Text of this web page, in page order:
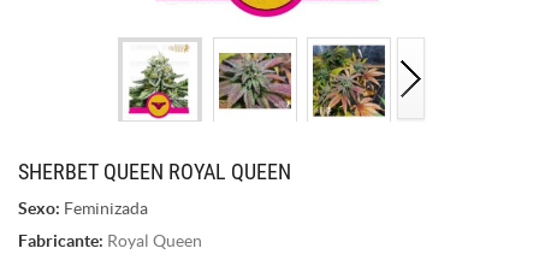
SHERBET QUEEN ROYAL QUEEN
Sexo: Feminizada
Fabricante: Royal Queen